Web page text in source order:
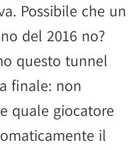
Possibile che un
del 2016 no?
questo tunnel
finale: non
quale giocatore
il